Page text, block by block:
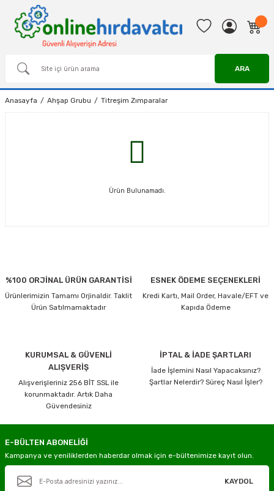
ARA
Anasayfa Ahşap Grubu Titreşim Zımparalar
Ürün Bulunamadı.
%100 ORJİNAL ÜRÜN GARANTİSİ
Ürünlerimizin Tamamı Orjinaldir. Taklit
Ürün Satılmamaktadır
ESNEK ÖDEME SEÇENEKLERİ
Kredi Kartı, Mail Order, Havale/EFT ve
Kapıda Ödeme
KURUMSAL & GÜVENLİ
ALIŞVERİŞ
Alışverişleriniz 256 BİT SSL ile
korunmaktadır. Artık Daha
Güvendesiniz
İPTAL & İADE ŞARTLARI
İade İşlemini Nasıl Yapacaksınız?
Şartlar Nelerdir? Süreç Nasıl İşler?
E-BÜLTEN ABONELİĞİ
Kampanya ve yeniliklerden haberdar olmak için e-bültenimize kayıt olun.
KAYDOL